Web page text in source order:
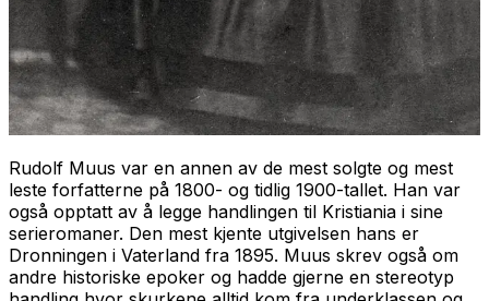
Rudolf Muus var en annen av de mest solgte og mest
leste forfatterne på 1800- og tidlig 1900-tallet. Han var
også opptatt av å legge handlingen til Kristiania i sine
serieromaner. Den mest kjente utgivelsen hans er
Dronningen i Vaterland fra 1895. Muus skrev også om
andre historiske epoker og hadde gjerne en stereotyp